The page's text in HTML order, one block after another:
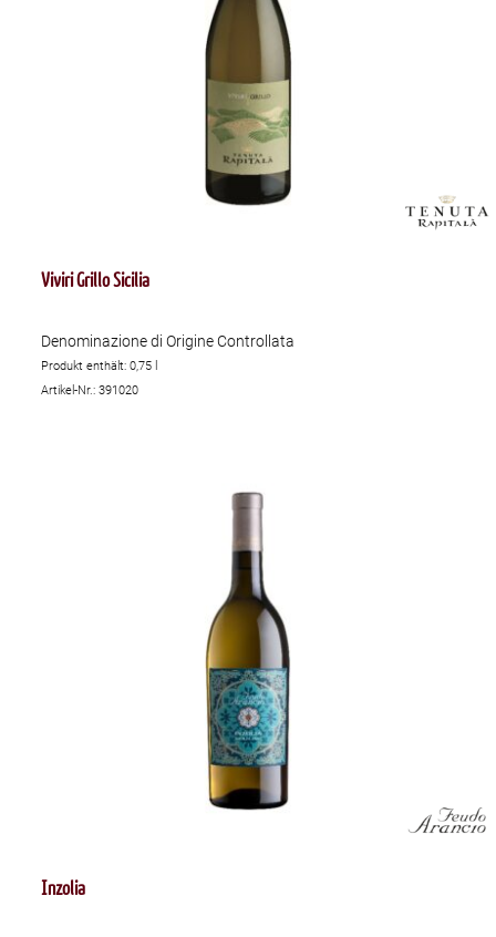
Viviri Grillo Sicilia
Denominazione di Origine Controllata
Produkt enthält: 0,75
Artikel-Nr.: 391020
Inzolia